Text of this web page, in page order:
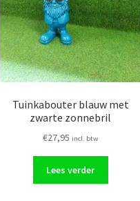
Tuinkabouter blauw met
zwarte zonnebril
€27,95 incl. btw
Lees verder